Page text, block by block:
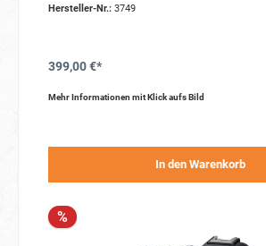
Akku- und Netzbetrieb
Hersteller-Nr.:3749
399,00 €*
Mehr Informationen mit Klick aufs Bild
In den Warenkorb
%